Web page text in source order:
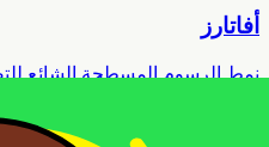
أفاتارز
نمط الرسوم المسطحة الشائع